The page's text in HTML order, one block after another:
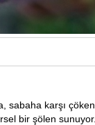
sabaha karşı çöken
bir şölen sunuyor.